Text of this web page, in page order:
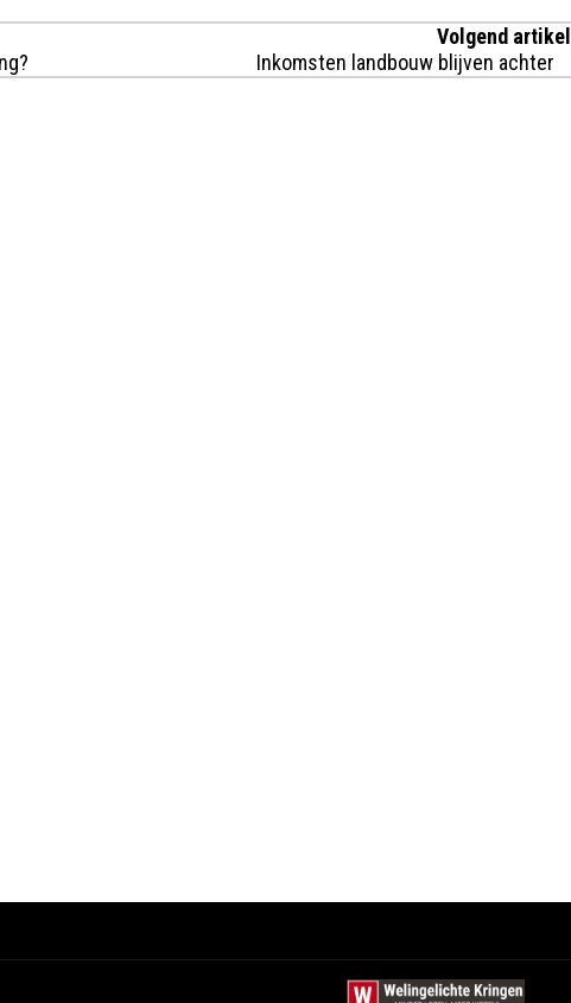
Volgend artikel
Inkomsten landbouw blijven achter